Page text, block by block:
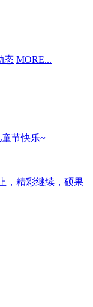
态 MORE...
节快乐~
，精彩继续，硕果